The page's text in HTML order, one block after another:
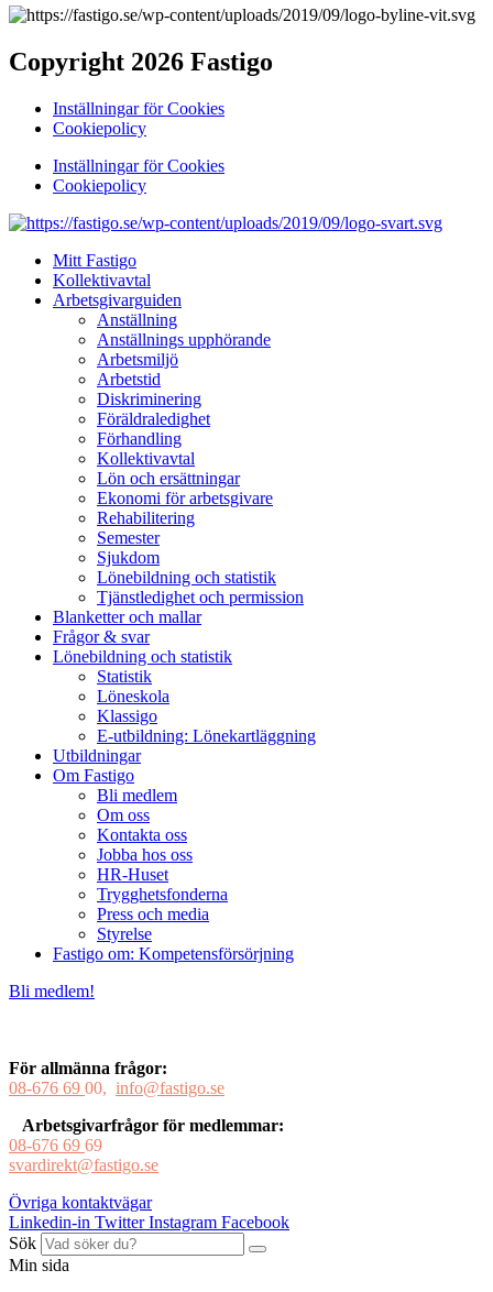
Copyright 2026 Fastigo
Inställningar för Cookies
Cookiepolicy
Inställningar för Cookies
Cookiepolicy
Mitt Fastigo
Kollektivavtal
Arbetsgivarguiden
Anställning
Anställnings upphörande
Arbetsmiljö
Arbetstid
Diskriminering
Föräldraledighet
Förhandling
Kollektivavtal
Lön och ersättningar
Ekonomi för arbetsgivare
Rehabilitering
Semester
Sjukdom
Lönebildning och statistik
Tjänstledighet och permission
Blanketter och mallar
Frågor & svar
Lönebildning och statistik
Statistik
Löneskola
Klassigo
E-utbildning: Lönekartläggning
Utbildningar
Om Fastigo
Bli medlem
Om oss
Kontakta oss
Jobba hos oss
HR-Huset
Trygghetsfonderna
Press och media
Styrelse
Fastigo om: Kompetensförsörjning
Bli medlem!
För allmänna frågor:
08-676 69 00, info@fastigo.se
Arbetsgivarfrågor för medlemmar:
08-676 69 69
svardirekt@fastigo.se
Övriga kontaktvägar
Linkedin-in Twitter Instagram Facebook
Sök
Min sida